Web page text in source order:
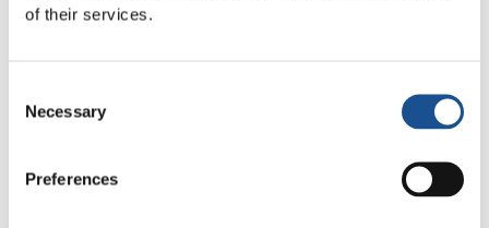
of their services.
Selection
Necessary
Preferences
campagne mondiale – a poursuivi Bruno – qui
demande aux gouvernements non seulement
la suspension des brevets et un engagement
dans la responsabilité sociale des firmes